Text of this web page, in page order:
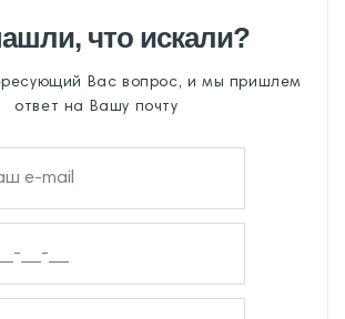
что искали?
Вас вопрос, и мы пришлем
ответ на Вашу почту